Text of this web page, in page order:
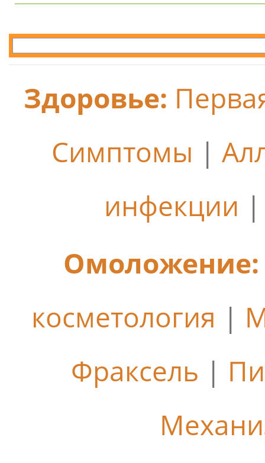
Здоровье:
Симптомы |
инфекции
Омоложение:
косметология |
Фраксель |